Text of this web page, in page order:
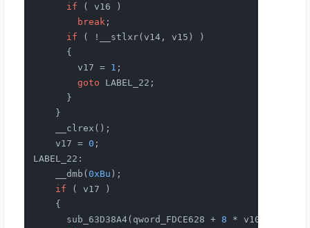
if ( v16 )
break;
if ( !__stlxr(v14, v15) )
      {
        v17 =
1 ;
goto LABEL_22;
      }
    }
    __clrex();
    v17 =
0 ;
LABEL_22:
    __dmb(
0xBu);
if ( v17 )
    {
      sub_63D38A4(qword_FDCE628 +
8 * v10);